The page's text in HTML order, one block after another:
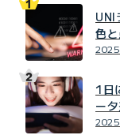
UNI
色
1日
ー